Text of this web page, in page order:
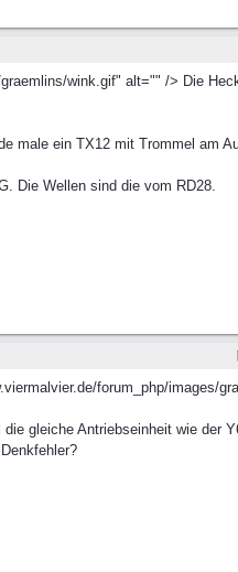
wink.gif" alt="" /> Die
male ein TX12 mit Trommel am
Die Wellen sind die vom RD28.
forum_php/images/
gleiche Antriebseinheit wie der